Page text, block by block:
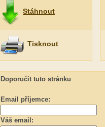
Stáhnout
Tisknout
Doporučit tuto stránku
Email příjemce:
Váš email: